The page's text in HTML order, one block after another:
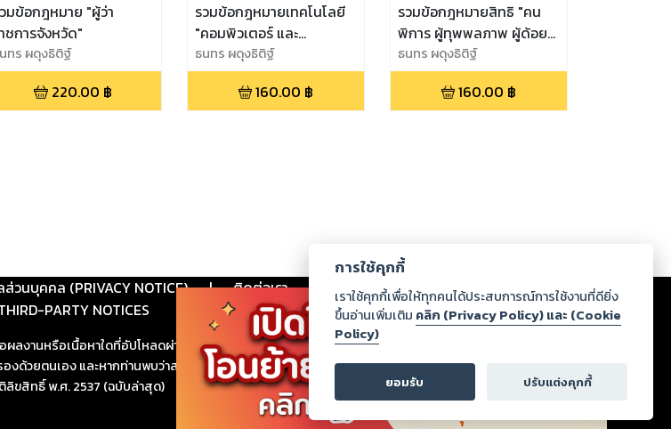
มข้อกฎหมาย "ผู้ว่า
ชการจังหวัด"
ทร ผดุงธิติฐ์
220.00 ฿
รวมข้อกฎหมายเทคโนโลยี
"คอมพิวเตอร์ และ
อิเล็กทรอนิกส์"
ธนทร ผดุงธิติฐ์
160.00 ฿
รวมข้อกฎหมายสิทธิ "คน
พิการ ผู้ทุพพลภาพ ผู้ด้อย
โอกาส"
ธนทร ผดุงธิติฐ์
160.00 ฿
วนบุคคล (PRIVACY NOTICE) | ติดต่อเรา ร่วมงานกับเรา ดาวน์โหลด
PARTY NOTICES
งานหรือเนื้อหาใดที่อัปโหลดผ่านเว็บไซต์และปรากฏว่าละเมิดสิทธิในทรัพย์สินทางปัญญาของบุคคลอื่นหรือ
วยตนเอง และหากท่านพบว่าส่วนหนึ่งส่วนใดขัดต่อกฎหมายและศีลธรรม กรุณาแจ้งมายังบริษัท เพื่อทีม
ขสิทธิ์ พ.ศ. 2537 (ฉบับล่าสุด)
การใช้คุกกี้
เราใช้คุกกี้เพื่อให้ทุกคนได้ประสบการณ์การใช้งานที่ดียิ่ง
ขึ้นอ่านเพิ่มเติม คลิก (Privacy Policy) และ (Cookie
Policy)
ยอมรับ ปรับแต่งคุกกี้